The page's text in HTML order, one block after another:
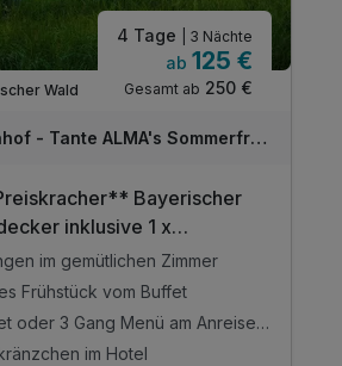
möglich
Wald
4 Tage | 3 Nächte
ab 125 €
Gesamt ab 250 €
Hotel Sonnenhof - Tante ALMA's Sommerfrische
Bayerischer
inklusive 1 x
| 4 Tage
im gemütlichen Zimmer
Frühstück vom Buffet
1 x Abendbuffet oder 3 Gang Menü am Anreisetag
im Hotel